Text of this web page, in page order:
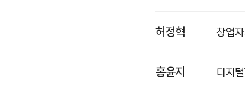
허정혁 창업
홍윤지 디지